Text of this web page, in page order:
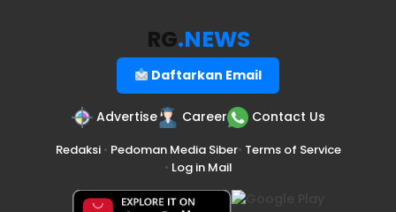
RG.NEWS
Daftarkan Email
Advertise Career Contact Us
Redaksi• Pedoman Media Siber• Terms of Service
• Log in Mail